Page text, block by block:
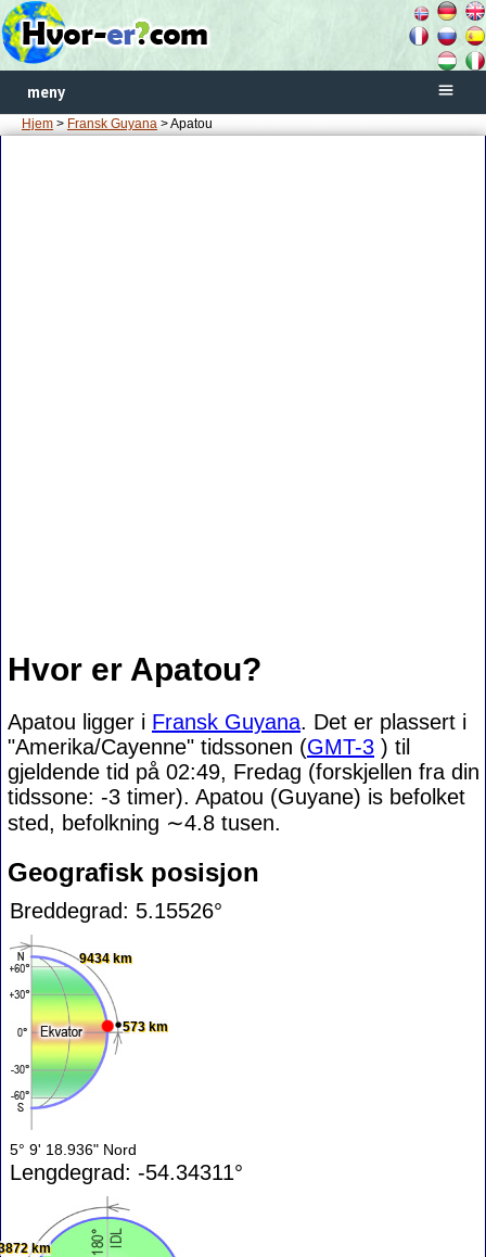
meny
Hjem > Fransk Guyana > Apatou
Hvor er Apatou?
Apatou ligger i Fransk Guyana. Det er plassert i
"Amerika/Cayenne" tidssonen (GMT-3 ) til
gjeldende tid på 02:49, Fredag (forskjellen fra din
tidssone: -3 timer). Apatou (Guyane) is befolket
sted, befolkning ∼4.8 tusen.
Geografisk posisjon
Breddegrad: 5.15526°
9434 km
573 km
5° 9' 18.936" Nord
Lengdegrad: -54.34311°
km